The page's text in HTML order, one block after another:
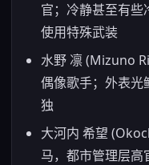
官；冷静甚至有些
使用特殊武装
水野 凛 (Mizuno
偶像歌手；外表光
独
大河内 希望
马，都市管理层高